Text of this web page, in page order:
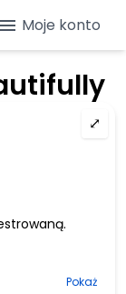
menu Moje konto
Pokaż
⤢